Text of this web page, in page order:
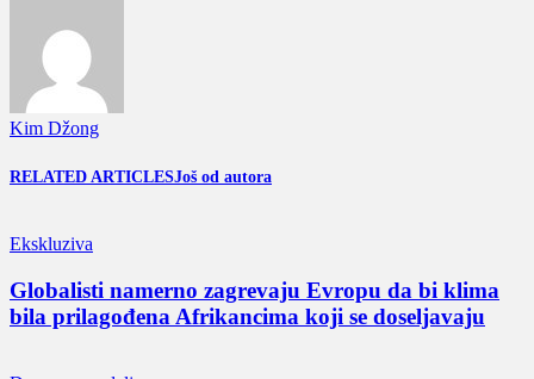
Kim Džong
RELATED ARTICLESJoš od autora
Ekskluziva
Globalisti namerno zagrevaju Evropu da bi klima
bila prilagođena Afrikancima koji se doseljavaju